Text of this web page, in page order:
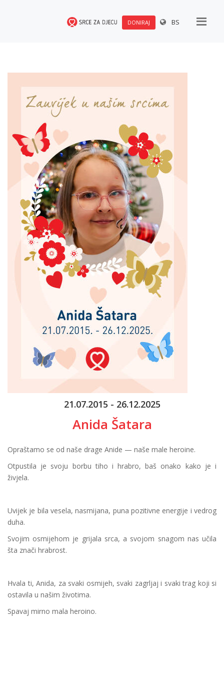
DONIRAJ BS
21.07.2015 - 26.12.2025
Anida Šatara
Opraštamo se od naše drage Anide — naše male heroine.
Otpustila je svoju borbu tiho i hrabro, baš onako kako je i
živjela.
Uvijek je bila vesela, nasmijana, puna pozitivne energije i vedrog
duha.
Svojim osmijehom je grijala srca, a svojom snagom nas učila
šta znači hrabrost.
Hvala ti, Anida, za svaki osmijeh, svaki zagrljaj i svaki trag koji si
ostavila u našim životima.
Spavaj mirno mala heroino.